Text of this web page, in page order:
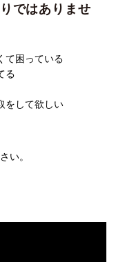
ではありませ
て困っている
る
をして欲しい
い。